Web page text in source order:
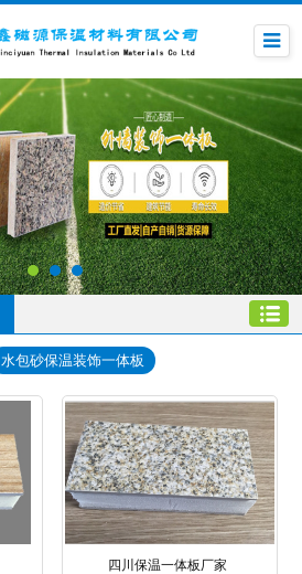
水包砂保温装饰一体板
四川保温一体板厂家